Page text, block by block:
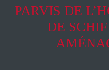
PARVIS DE
DE